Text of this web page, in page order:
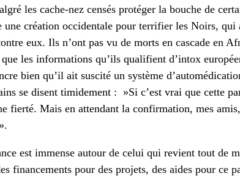
les cache-nez censés protéger la bouche de
une création occidentale pour terrifier les Noirs, qui
eux. Ils n’ont pas vu de morts en cascade en
les informations qu’ils qualifient d’intox
bien qu’il ait suscité un système
se disent timidement : »Si c’est vrai que cette
fierté. Mais en attendant la confirmation, mes
est immense autour de celui qui revient tout de
financements pour des projets, des aides pour